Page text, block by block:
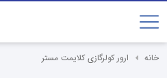
خانه ارور کولرگازی کلایمت مستر